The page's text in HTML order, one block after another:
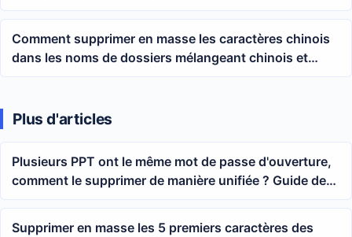
vidéo
Comment supprimer en masse les caractères chinois
dans les noms de dossiers mélangeant chinois et
chiffres pour ne conserver que les numéros
Plus d'articles
Plusieurs PPT ont le même mot de passe d'ouverture,
comment le supprimer de manière unifiée ? Guide de
suppression en masse de la protection par mot de
Supprimer en masse les 5 premiers caractères des